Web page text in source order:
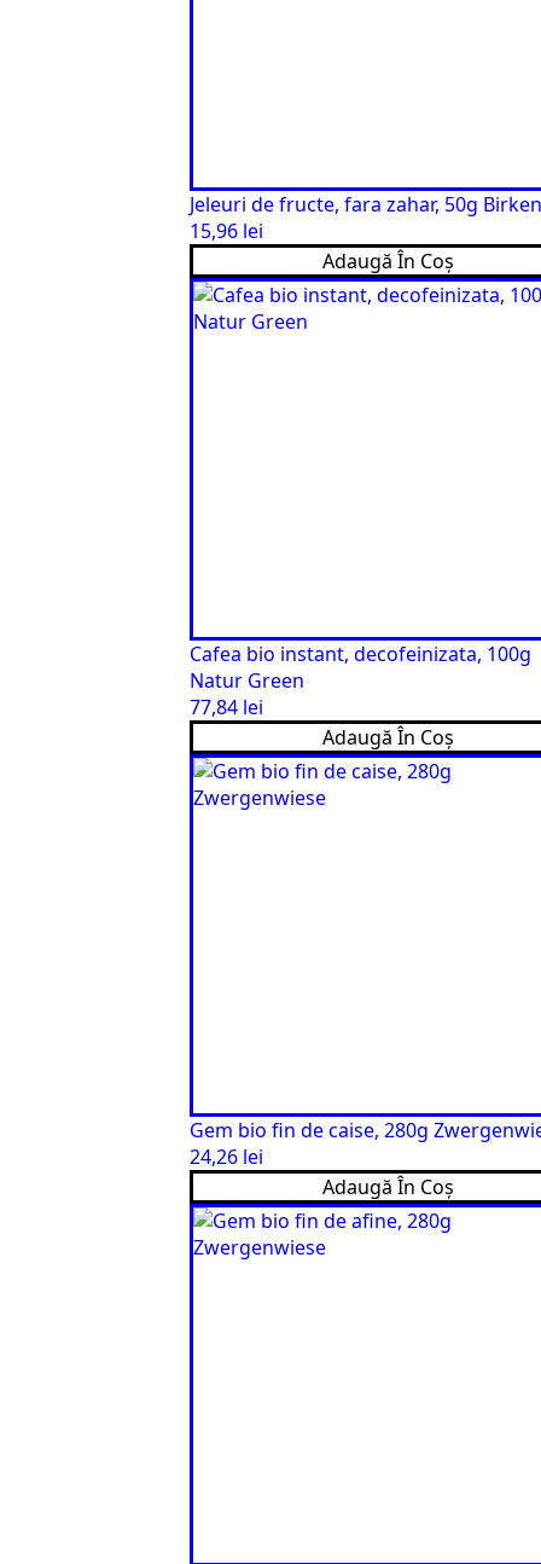
Jeleuri de fructe, fara zahar, 50g
15,96 lei
Adaugă În Coș
Cafea bio instant, decofeinizata, 100g
Natur Green
77,84 lei
Adaugă În Coș
Gem bio fin de caise, 280g
24,26 lei
Adaugă În Coș